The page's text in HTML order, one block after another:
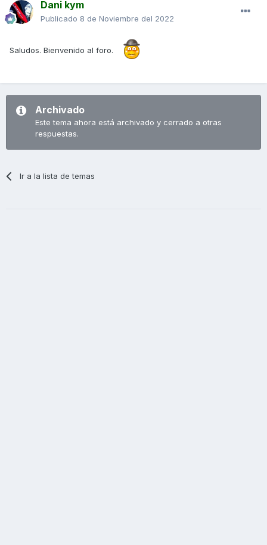
Dani kym
Publicado 8 de Noviembre del 2022
Saludos. Bienvenido al foro.
Archivado
Este tema ahora está archivado y cerrado a otras
respuestas.
Ir a la lista de temas